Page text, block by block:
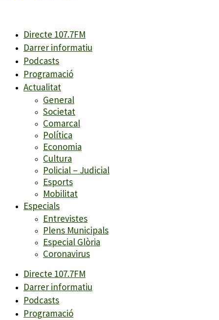
Directe 107.7FM
Darrer informatiu
Podcasts
Programació
Actualitat
General
Societat
Comarcal
Política
Economia
Cultura
Policial – Judicial
Esports
Mobilitat
Especials
Entrevistes
Plens Municipals
Especial Glòria
Coronavirus
Directe 107.7FM
Darrer informatiu
Podcasts
Programació